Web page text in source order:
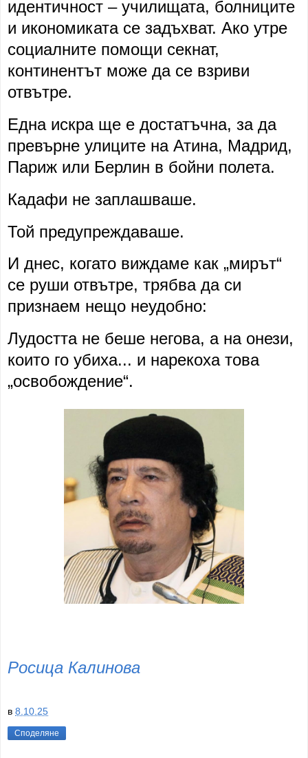
идентичност – училищата, болниците
и икономиката се задъхват. Ако утре
социалните помощи секнат,
континентът може да се взриви
отвътре.
Една искра ще е достатъчна, за да
превърне улиците на Атина, Мадрид,
Париж или Берлин в бойни полета.
Кадафи не заплашваше.
Той предупреждаваше.
И днес, когато виждаме как „мирът“
се руши отвътре, трябва да си
признаем нещо неудобно:
Лудостта не беше негова, а на онези,
които го убиха... и нарекоха това
„освобождение“.
Росица Калинова
в 8.10.25
Споделяне